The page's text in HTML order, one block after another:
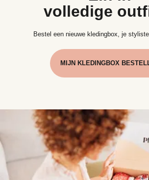
volledige
Bestel een nieuwe kledingbox, je
MIJN KLEDINGBOX